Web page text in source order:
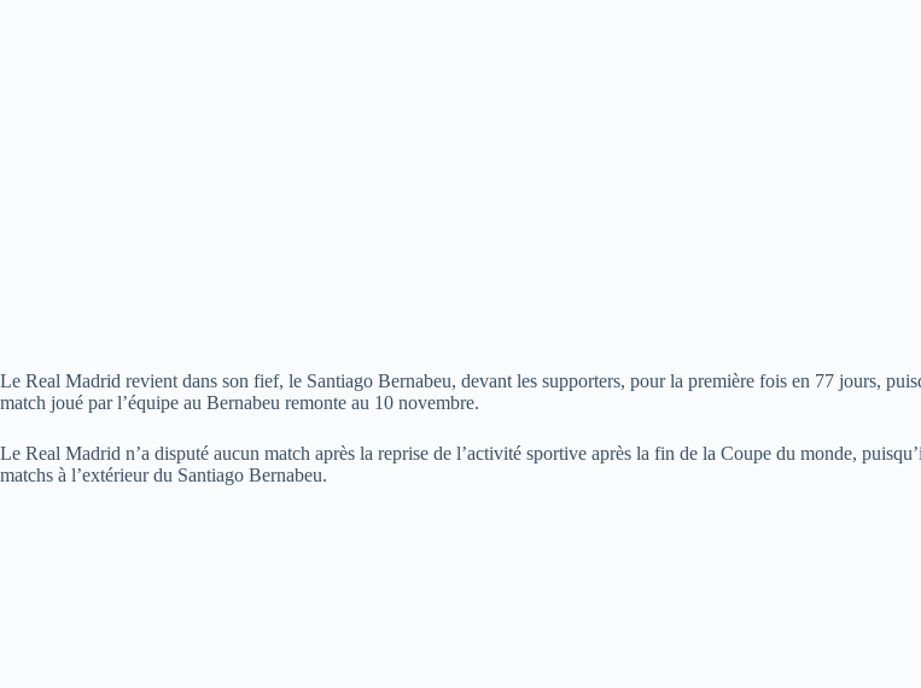
Le Real Madrid revient dans son fief, le Santiago Bernabeu, devant les supporters, pour la première fois en 77 jours,
match joué par l’équipe au Bernabeu remonte au 10 novembre.
Le Real Madrid n’a disputé aucun match après la reprise de l’activité sportive après la fin de la Coupe du monde,
matchs à l’extérieur du Santiago Bernabeu.